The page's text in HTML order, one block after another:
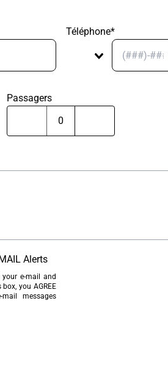
Téléphone*
Passagers
Alerts
your e-mail and
you AGREE
messages